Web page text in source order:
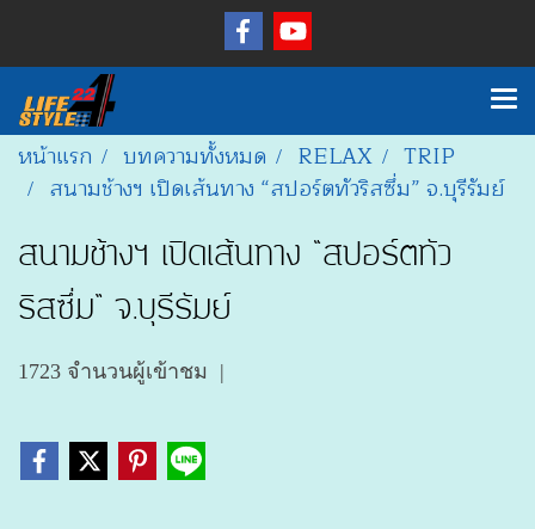
หน้าแรก บทความทั้งหมด RELAX
TRIP
สนามช้างฯ เปิดเส้นทาง “สปอร์ตทัวริสซึ่ม” จ.บุรีรัมย์
สนามช้างฯ เปิดเส้นทาง “สปอร์ตทัว
ริสซึ่ม” จ.บุรีรัมย์
1723 จำนวนผู้เข้าชม |